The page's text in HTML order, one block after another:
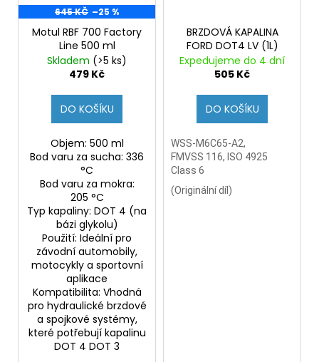
645 KČ –25 %
Motul RBF 700 Factory
Line 500 ml
Skladem (>5 ks)
479 Kč
DO KOŠÍKU
Objem: 500 ml
Bod varu za sucha: 336
°C
Bod varu za mokra:
205 °C
Typ kapaliny: DOT 4 (na
bázi glykolu)
Použití: Ideální pro
závodní automobily,
motocykly a sportovní
aplikace
Kompatibilita: Vhodná
pro hydraulické brzdové
a spojkové systémy,
které potřebují kapalinu
DOT 4 DOT 3
BRZDOVÁ KAPALINA
FORD DOT4 LV (1L)
Expedujeme do 4 dní
505 Kč
DO KOŠÍKU
WSS-M6C65-A2,
FMVSS 116, ISO 4925
Class 6
(Originální díl)